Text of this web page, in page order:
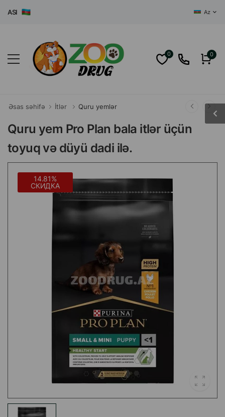
Az
0 0
Əsas səhifə İtlər Quru yemlər
Quru yem Pro Plan bala itlər üçün
toyuq və düyü dadi ilə.
14.81%
СКИДКА